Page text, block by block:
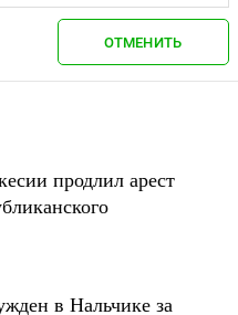
ОТМЕНИТЬ
продлил арест
в Нальчике за